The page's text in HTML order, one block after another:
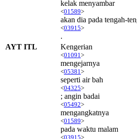
kelak menyambar
<01589>
akan dia pada tengah-
<03915>
.
AYT ITL
Kengerian
<01091 >
mengejarnya
<05381 >
seperti air bah
<04325>
; angin badai
<05492>
mengangkatnya
<01589>
pada waktu malam
<03915>